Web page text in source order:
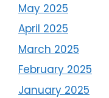
May 2025
April 2025
March 2025
February 2025
January 2025